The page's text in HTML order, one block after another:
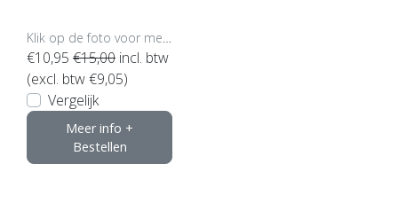
€10,95 €15,00 incl. btw
(excl. btw €9,05)
Vergelijk
Meer info +
Bestellen